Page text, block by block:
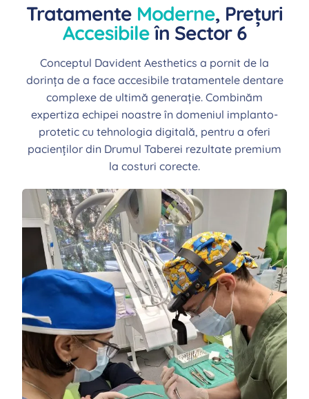
Tratamente Moderne, Prețuri
Accesibileîn Sector 6
Conceptul Davident Aesthetics a pornit de la
dorința de a face accesibile tratamentele dentare
complexe de ultimă generație. Combinăm
expertiza echipei noastre în domeniul implanto-
protetic cu tehnologia digitală, pentru a oferi
pacienților din Drumul Taberei rezultate premium
la costuri corecte.